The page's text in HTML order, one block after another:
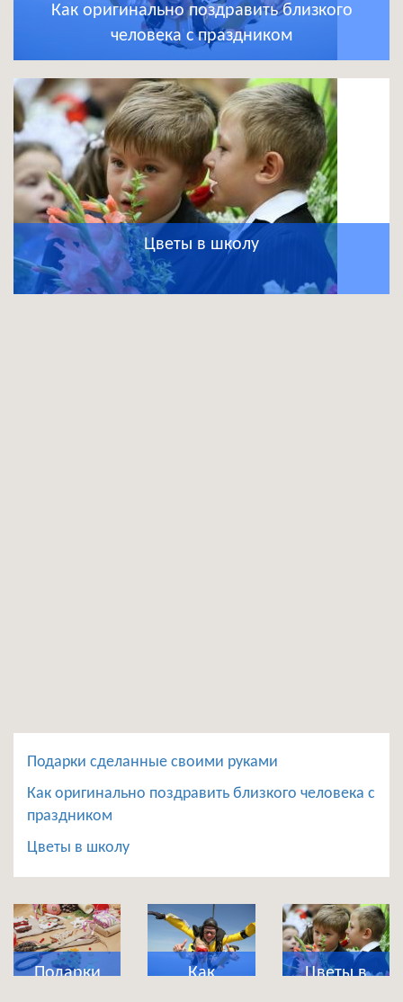
Как оригинально поздравить близкого
человека с праздником
Цветы в школу
Подарки сделанные своими руками
Как оригинально поздравить близкого человека с
праздником
Цветы в школу
Подарки
Как
Цветы в